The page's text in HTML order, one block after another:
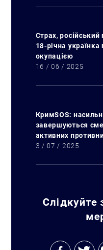
Страх, російський
18-річна
окупацією
16 / 06 / 2025
КримSOS:
завершуються
активних
3 / 07 / 2025
Слідкуйте